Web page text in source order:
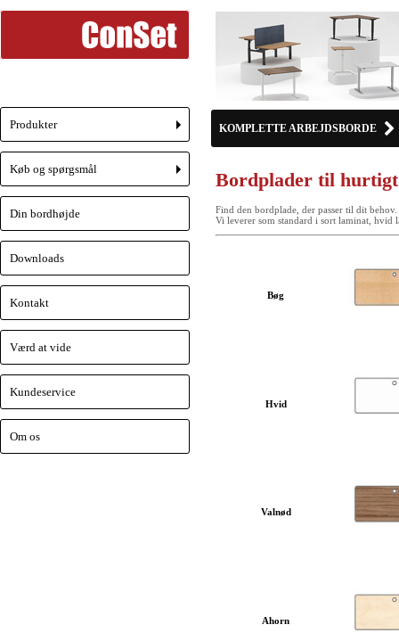
KOMPLETTE ARBEJDSBORDE
Bordplader til
Find den bordplade, der passer til dit
Vi leverer som standard i sort laminat,
Bøg
Hvid
Valnød
Ahorn
+
Produkter
+
Køb og spørgsmål
Din bordhøjde
Downloads
Kontakt
Værd at vide
Kundeservice
Om os